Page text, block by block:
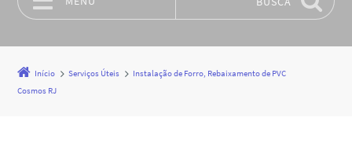
Início Serviços Úteis
Instalação de Forro, Rebaixamento de PVC
Cosmos RJ